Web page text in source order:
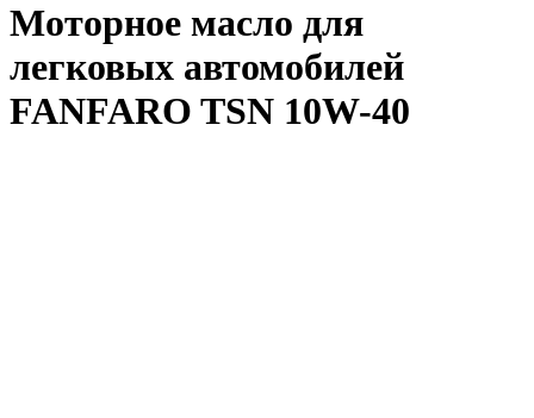
Моторное масло для
легковых автомобилей
FANFARO TSN 10W-40